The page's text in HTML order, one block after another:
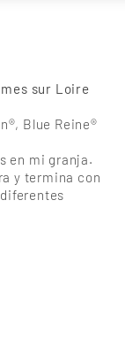
sur Loire
Blue Reine®
en mi granja.
y termina con